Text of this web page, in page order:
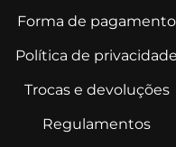
Forma de pagamento
Política de privacidade
Trocas e devoluções
Regulamentos